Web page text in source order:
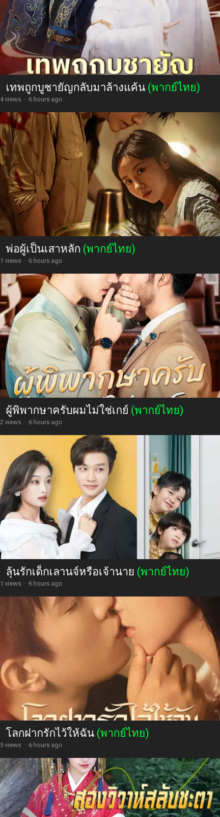
เทพถูกบูชายัญกลับมาล้างแค้น (พากย์ไทย)
4 views · 6 hours ago
พ่อผู้เป็นเสาหลัก (พากย์ไทย)
1 views · 6 hours ago
ผู้พิพากษาครับผมไม่ใช่เกย์ (พากย์ไทย)
2 views · 6 hours ago
ลุ้นรักเด็กเลานจ์หรือเจ้านาย (พากย์ไทย)
1 views · 6 hours ago
โลกฝากรักไว้ให้ฉัน (พากย์ไทย)
5 views · 6 hours ago